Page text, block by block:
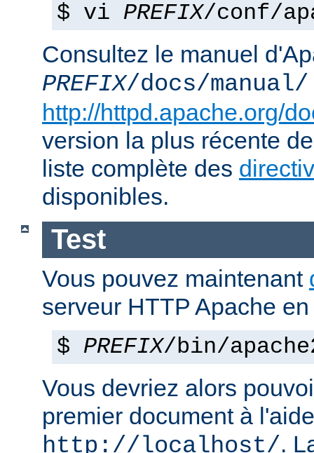
$ vi PREFIX/conf/
Consultez le manuel
PREFIX/docs/manual/
http://httpd.apache.org/
version la plus récente
liste complète des
disponibles.
Test
Vous pouvez maintenant
serveur HTTP Apache
$ PREFIX/bin/
Vous devriez alors
premier document à
http://localhost/.